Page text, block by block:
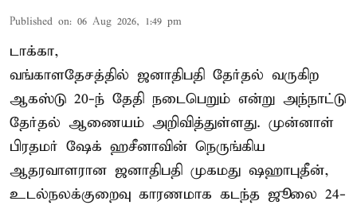
Published on: 06 Aug 2026, 1:49 pm
டாக்கா,
வங்காளதேசத்தில் ஜனாதிபதி தேர்தல் வருகிற
ஆகஸ்டு 20-ந் தேதி நடைபெறும் என்று அந்நாட்டு
தேர்தல் ஆணையம் அறிவித்துள்ளது. முன்னாள்
பிரதமர் ஷேக் ஹசீனாவின் நெருங்கிய
ஆதரவாளரான ஜனாதிபதி முகமது ஷஹாபுதீன்,
உடல்நலக்குறைவு காரணமாக கடந்த ஜூலை 24-